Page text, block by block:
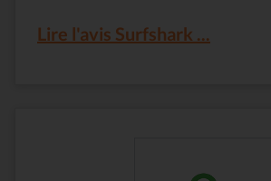
Lire l'avis Surfshark ...